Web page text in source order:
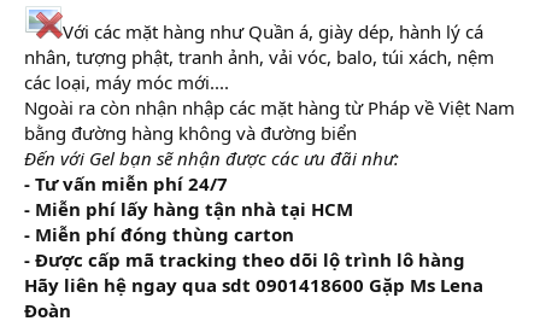
Với các mặt hàng như Quần á, giày dép, hành lý cá
nhân, tượng phật, tranh ảnh, vải vóc, balo, túi xách, nệm
các loại, máy móc mới....
Ngoài ra còn nhận nhập các mặt hàng từ Pháp về Việt Nam
bằng đường hàng không và đường biển
Đến với Gel bạn sẽ nhận được các ưu đãi như:
- Tư vấn miễn phí 24/7
- Miễn phí lấy hàng tận nhà tại HCM
- Miễn phí đóng thùng carton
- Được cấp mã tracking theo dõi lộ trình lô hàng
Hãy liên hệ ngay qua sdt 0901418600 Gặp Ms Lena
Đoàn